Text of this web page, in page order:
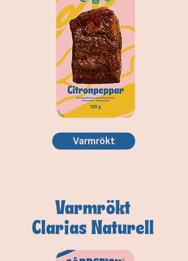
Varmrökt
Varmrökt
Clarias Naturell